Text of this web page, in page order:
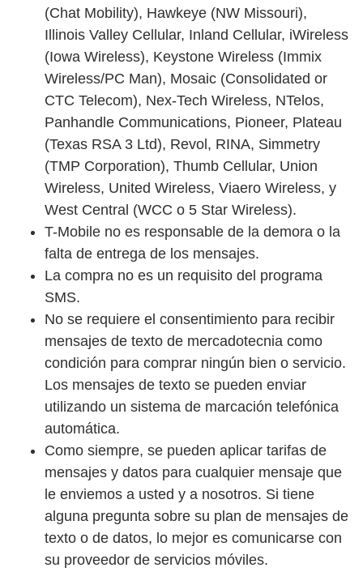
(Chat Mobility), Hawkeye (NW Missouri),
Illinois Valley Cellular, Inland Cellular, iWireless
(Iowa Wireless), Keystone Wireless (Immix
Wireless/PC Man), Mosaic (Consolidated or
CTC Telecom), Nex-Tech Wireless, NTelos,
Panhandle Communications, Pioneer, Plateau
(Texas RSA 3 Ltd), Revol, RINA, Simmetry
(TMP Corporation), Thumb Cellular, Union
Wireless, United Wireless, Viaero Wireless, y
West Central (WCC o 5 Star Wireless).
T-Mobile no es responsable de la demora o la
falta de entrega de los mensajes.
La compra no es un requisito del programa
SMS.
No se requiere el consentimiento para recibir
mensajes de texto de mercadotecnia como
condición para comprar ningún bien o servicio.
Los mensajes de texto se pueden enviar
utilizando un sistema de marcación telefónica
automática.
Como siempre, se pueden aplicar tarifas de
mensajes y datos para cualquier mensaje que
le enviemos a usted y a nosotros. Si tiene
alguna pregunta sobre su plan de mensajes de
texto o de datos, lo mejor es comunicarse con
su proveedor de servicios móviles.